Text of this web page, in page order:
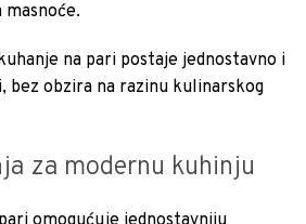
na pari postaje jednostavno i
bez obzira na razinu kulinarskog
za modernu kuhinju